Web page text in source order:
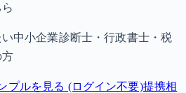
中小企業診断士・行政書士・税
プルを見る (ログイン不要)提携相